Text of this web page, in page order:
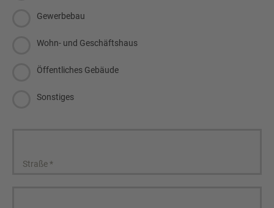
Gewerbebau
Wohn- und Geschäftshaus
Öffentliches Gebäude
Sonstiges
Straße*